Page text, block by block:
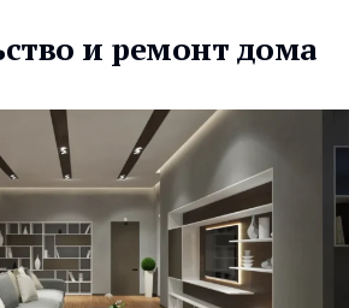
и ремонт дома